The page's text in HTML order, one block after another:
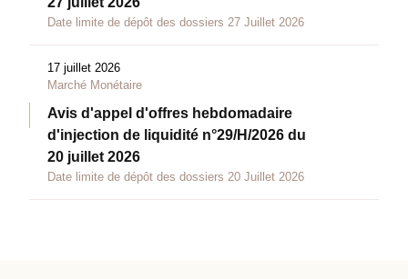
Date limite de dépôt des dossiers 27 Juillet 2026
17 juillet 2026
Marché Monétaire
Avis d'appel d'offres hebdomadaire
d'injection de liquidité n°29/H/2026 du
20 juillet 2026
Date limite de dépôt des dossiers 20 Juillet 2026